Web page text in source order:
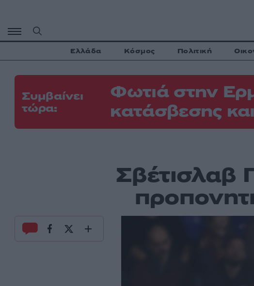
περιεχόμενο
Ελλάδα Κόσμος Πολιτική
Συμβαίνει
τώρα:
Φωτιά στην
κατάσβεσης
Σβέτισλαβ